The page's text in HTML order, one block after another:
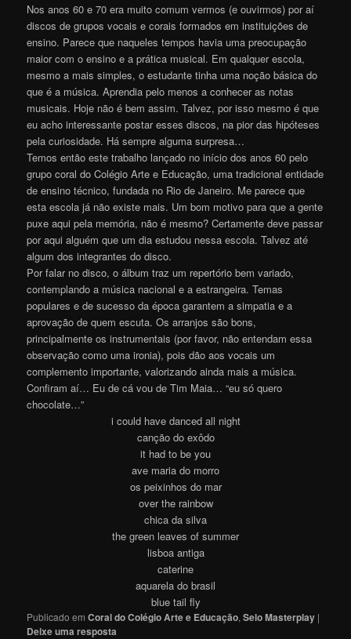
Nos anos 60 e 70 era muito comum vermos (e ouvirmos) por aí
discos de grupos vocais e corais formados em instituições de
ensino. Parece que naqueles tempos havia uma preocupação
maior com o ensino e a prática musical. Em qualquer escola,
mesmo a mais simples, o estudante tinha uma noção básica do
que é a música. Aprendia pelo menos a conhecer as notas
musicais. Hoje não é bem assim. Talvez, por isso mesmo é que
eu acho interessante postar esses discos, na pior das hipóteses
pela curiosidade. Há sempre alguma surpresa…
Temos então este trabalho lançado no início dos anos 60 pelo
grupo coral do Colégio Arte e Educação, uma tradicional entidade
de ensino técnico, fundada no Rio de Janeiro. Me parece que
esta escola já não existe mais. Um bom motivo para que a gente
puxe aqui pela memória, não é mesmo? Certamente deve passar
por aqui alguém que um dia estudou nessa escola. Talvez até
algum dos integrantes do disco.
Por falar no disco, o álbum traz um repertório bem variado,
contemplando a música nacional e a estrangeira. Temas
populares e de sucesso da época garantem a simpatia e a
aprovação de quem escuta. Os arranjos são bons,
principalmente os instrumentais (por favor, não entendam essa
observação como uma ironia), pois dão aos vocais um
complemento importante, valorizando ainda mais a música.
Confiram aí… Eu de cá vou de Tim Maia… “eu só quero
chocolate…”
i could have danced all night
canção do exôdo
it had to be you
ave maria do morro
os peixinhos do mar
over the rainbow
chica da silva
the green leaves of summer
lisboa antiga
caterine
aquarela do brasil
blue tail fly
Publicado em Coral do Colégio Arte e Educação,Selo Masterplay |
Deixe uma resposta